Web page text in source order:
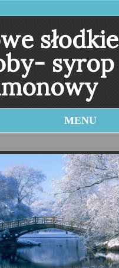
słodkie
syrop
MENU